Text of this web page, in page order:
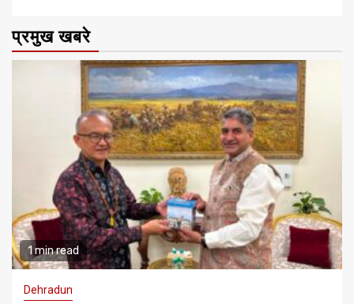
प्रमुख खबरे
1 min read
Dehradun